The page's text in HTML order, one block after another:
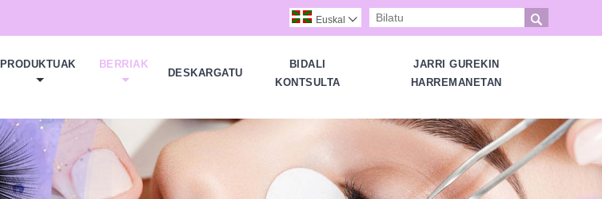

Euskal 
PRODUKTUAK BERRIAK
DESKARGATU
BIDALI
KONTSULTA
JARRI GUREKIN
HARREMANETAN